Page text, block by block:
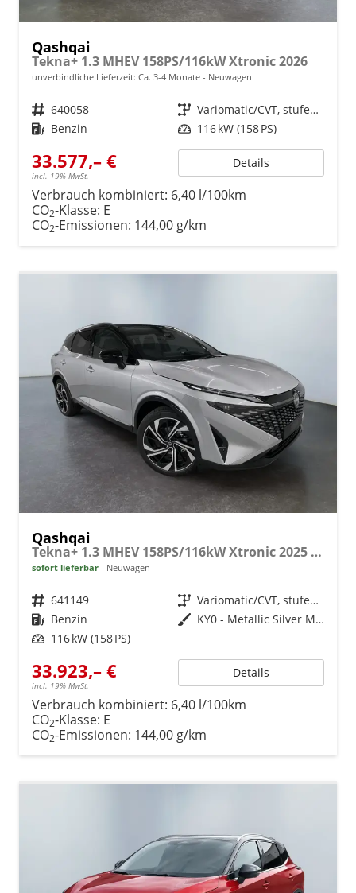
Qashqai
Tekna+ 1.3 MHEV 158PS/116kW Xtronic 2026
unverbindliche Lieferzeit: Ca. 3-4 Monate Neuwagen
Fahrzeugnr. 640058 Getriebe
Variomatic/CVT, stufenlos
Kraftstoff Benzin Leistung 116 kW (158 PS)
33.577,– €
incl. 19% MwSt.
Details
Verbrauch kombiniert: 6,40 l/100km
CO2-Klasse: E
CO2-Emissionen: 144,00 g/km
Qashqai
Tekna+ 1.3 MHEV 158PS/116kW Xtronic 2025 +20"ALU+PANO+BOSE+HuD
sofort lieferbar Neuwagen
Fahrzeugnr. 641149 Getriebe
Variomatic/CVT, stufenlos
Kraftstoff Benzin Außenfarbe
KY0 - Metallic Silver Met. (nicht bestellbar)
Leistung 116 kW (158 PS)
33.923,– €
incl. 19% MwSt.
Details
Verbrauch kombiniert: 6,40 l/100km
CO2-Klasse: E
CO2-Emissionen: 144,00 g/km